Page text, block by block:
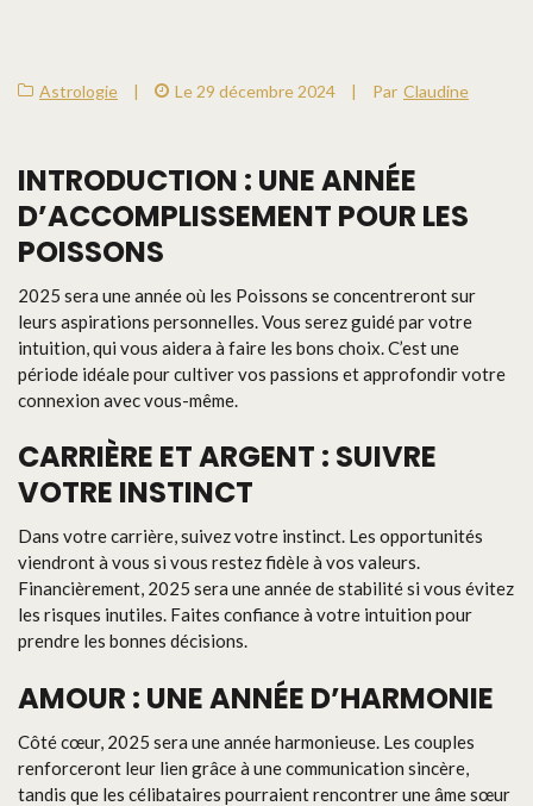
Astrologie | Le 29 décembre 2024 | Par Claudine
INTRODUCTION : UNE ANNÉE
D’ACCOMPLISSEMENT POUR LES
POISSONS
2025 sera une année où les Poissons se concentreront sur
leurs aspirations personnelles. Vous serez guidé par votre
intuition, qui vous aidera à faire les bons choix. C’est une
période idéale pour cultiver vos passions et approfondir votre
connexion avec vous-même.
CARRIÈRE ET ARGENT : SUIVRE
VOTRE INSTINCT
Dans votre carrière, suivez votre instinct. Les opportunités
viendront à vous si vous restez fidèle à vos valeurs.
Financièrement, 2025 sera une année de stabilité si vous évitez
les risques inutiles. Faites confiance à votre intuition pour
prendre les bonnes décisions.
AMOUR : UNE ANNÉE D’HARMONIE
Côté cœur, 2025 sera une année harmonieuse. Les couples
renforceront leur lien grâce à une communication sincère,
tandis que les célibataires pourraient rencontrer une âme sœur